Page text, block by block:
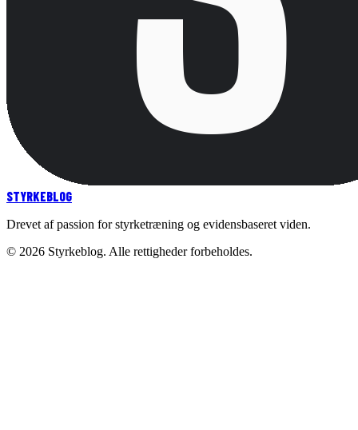
STYRKEBLOG
Drevet af passion for styrketræning og evidensbaseret viden.
© 2026 Styrkeblog. Alle rettigheder forbeholdes.